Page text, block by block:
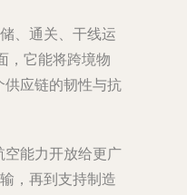
、通关、干线运
，它能将跨境物
供应链的韧性与抗
空能力开放给更广
，再到支持制造